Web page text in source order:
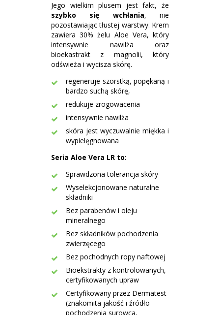
Jego wielkim plusem jest fakt, że
szybko się wchłania, nie
pozostawiając tłustej warstwy. Krem
zawiera 30% żelu Aloe Vera, który
intensywnie nawilża oraz
bioekastrakt z magnolii, który
odświeża i wycisza skórę.
regeneruje szorstką, popękaną i
bardzo suchą skórę,
redukuje zrogowacenia
intensywnie nawilża
skóra jest wyczuwalnie miękka i
wypielęgnowana
Seria Aloe Vera LR to:
Sprawdzona tolerancja skóry
Wyselekcjonowane naturalne
składniki
Bez parabenów i oleju
mineralnego
Bez składników pochodzenia
zwierzęcego
Bez pochodnych ropy naftowej
Bioekstrakty z kontrolowanych,
certyfikowanych upraw
Certyfikowany przez Dermatest
(znakomita jakość i źródło
pochodzenia surowca,